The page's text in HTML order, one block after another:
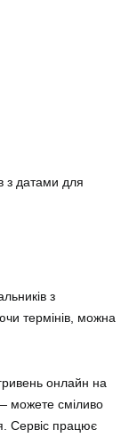
з датами для
з
термінів, можна
онлайн на
можете сміливо
Сервіс працює